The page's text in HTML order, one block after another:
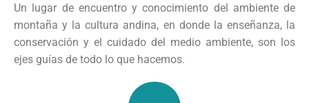
Un lugar de encuentro y conocimiento del ambiente de
montaña y la cultura andina, en donde la enseñanza, la
conservación y el cuidado del medio ambiente, son los
ejes guías de todo lo que hacemos.